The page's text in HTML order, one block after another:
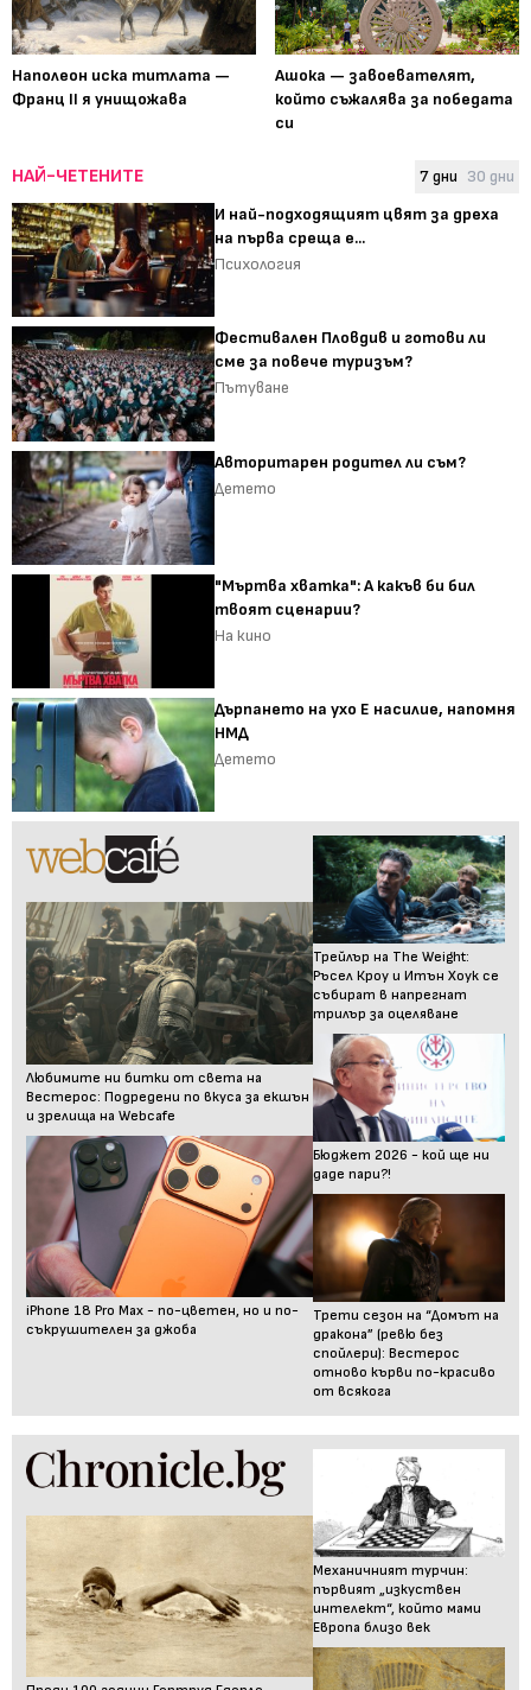
Наполеон иска титлата —
Франц II я унищожава
Ашока — завоевателят,
който съжалява за победата
си
НАЙ-ЧЕТЕНИТЕ 7 дни 30 дни
И най-подходящият цвят за дреха
на първа среща е...
Психология
Фестивален Пловдив и готови ли
сме за повече туризъм?
Пътуване
Авторитарен родител ли съм?
Детето
"Мъртва хватка": А какъв би бил
твоят сценарии?
На кино
Дърпането на ухо Е насилие, напомня
НМД
Детето
Любимите ни битки от света на
Вестерос: Подредени по вкуса за екшън
и зрелища на Webcafe
iPhone 18 Pro Max - по-цветен, но и по-
съкрушителен за джоба
Трейлър на The Weight:
Ръсел Кроу и Итън Хоук се
събират в напрегнат
трилър за оцеляване
Бюджет 2026 - кой ще ни
даде пари?!
Трети сезон на “Домът на
дракона” (ревю без
спойлери): Вестерос
отново кърви по-красиво
от всякога
Механичният турчин:
първият „изкуствен
интелект“, който мами
Европа близо век